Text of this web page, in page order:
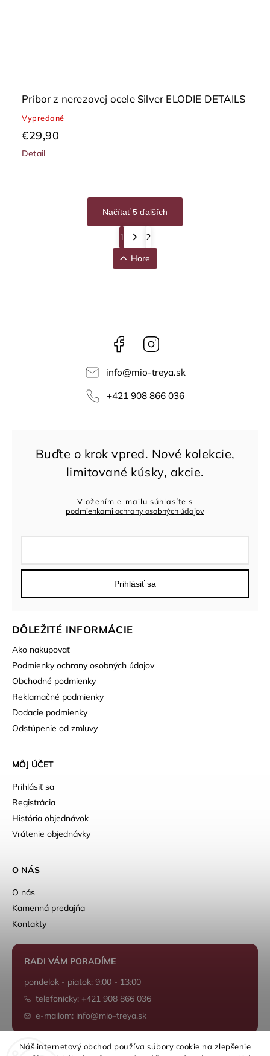
Náš internetový obchod používa súbory cookie na zlepšenie
Príbor z nerezovej ocele Silver ELODIE DETAILS
Vypredané
€29,90
Detail
Načítať 5 ďalších
1
2
Hore
Facebook
info@mio-treya.sk
+421 908 866 036
DÔLEŽITÉ INFORMÁCIE
Ako nakupovať
Podmienky ochrany osobných údajov
Obchodné podmienky
Reklamačné podmienky
Dodacie podmienky
Odstúpenie od zmluvy
MÔJ ÚČET
Prihlásiť sa
Registrácia
História objednávok
Vrátenie objednávky
Vložením e-mailu súhlasíte s
podmienkami ochrany osobných údajov
Prihlásiť sa
O NÁS
O nás
Kamenná predajňa
Kontakty
RADI VÁM PORADÍME
pondelok - piatok: 9:00 - 13:00
telefonicky: +421 908 866 036
e-mailom: info@mio-treya.sk